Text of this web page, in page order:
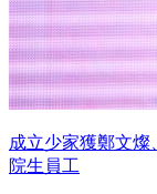
成立少家獲鄭文
院生員工